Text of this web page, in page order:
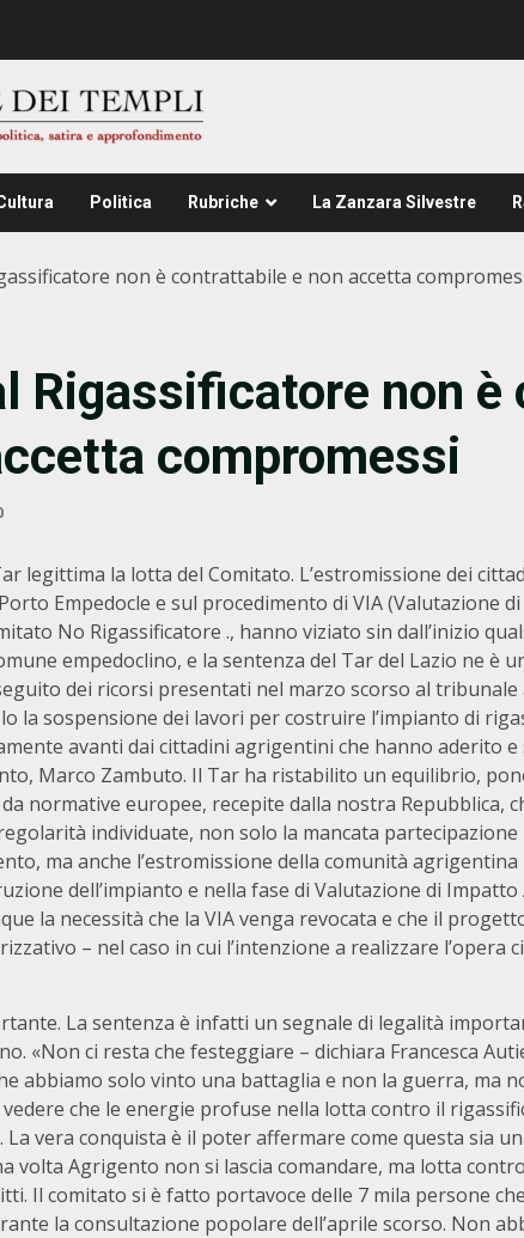
Politica Rubriche La Zanzara Silvestre
non è contrattabile e non accetta
al Rigassificatore non
compromessi
legittima la lotta del Comitato. L’estromissione dei
Empedocle e sul procedimento di VIA (Valutazione
No Rigassificatore ., hanno viziato sin dall’inizio
empedoclino, e la sentenza del Tar del Lazio ne è
dei ricorsi presentati nel marzo scorso al
la sospensione dei lavori per costruire l’impianto di
avanti dai cittadini agrigentini che hanno aderito
Marco Zambuto. Il Tar ha ristabilito un equilibrio,
normative europee, recepite dalla nostra Repubblica,
individuate, non solo la mancata partecipazione
ma anche l’estromissione della comunità
dell’impianto e nella fase di Valutazione di Impatto
la necessità che la VIA venga revocata e che il
– nel caso in cui l’intenzione a realizzare l’opera
La sentenza è infatti un segnale di legalità
«Non ci resta che festeggiare – dichiara Francesca
abbiamo solo vinto una battaglia e non la guerra, ma
che le energie profuse nella lotta contro il
La vera conquista è il poter affermare come questa sia
volta Agrigento non si lascia comandare, ma lotta
Il comitato si è fatto portavoce delle 7 mila persone che
la consultazione popolare dell’aprile scorso. Non